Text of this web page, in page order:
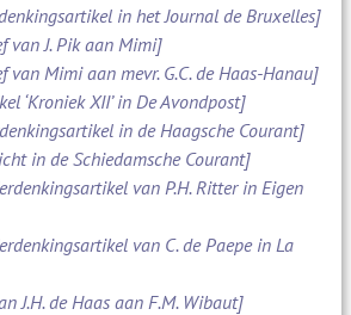
in het Journal de Bruxelles]
van J. Pik aan Mimi]
van Mimi aan mevr. G.C. de Haas-Hanau]
‘Kroniek XII’ in De Avondpost]
in de Haagsche Courant]
in de Schiedamsche Courant]
van P.H. Ritter in Eigen
van C. de Paepe in La
J.H. de Haas aan F.M. Wibaut]